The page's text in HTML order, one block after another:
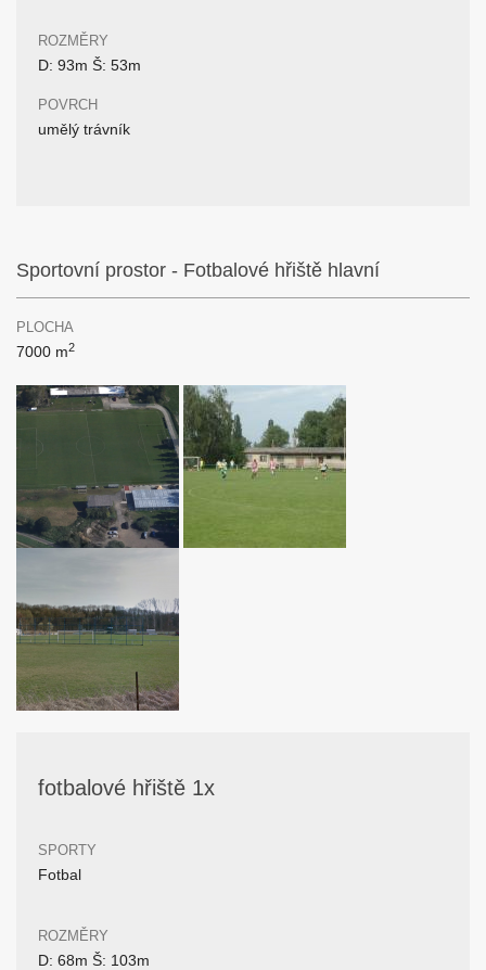
ROZMĚRY
D: 93m Š: 53m
POVRCH
umělý trávník
Sportovní prostor - Fotbalové hřiště hlavní
PLOCHA
7000 m2
fotbalové hřiště 1x
SPORTY
Fotbal
ROZMĚRY
D: 68m Š: 103m